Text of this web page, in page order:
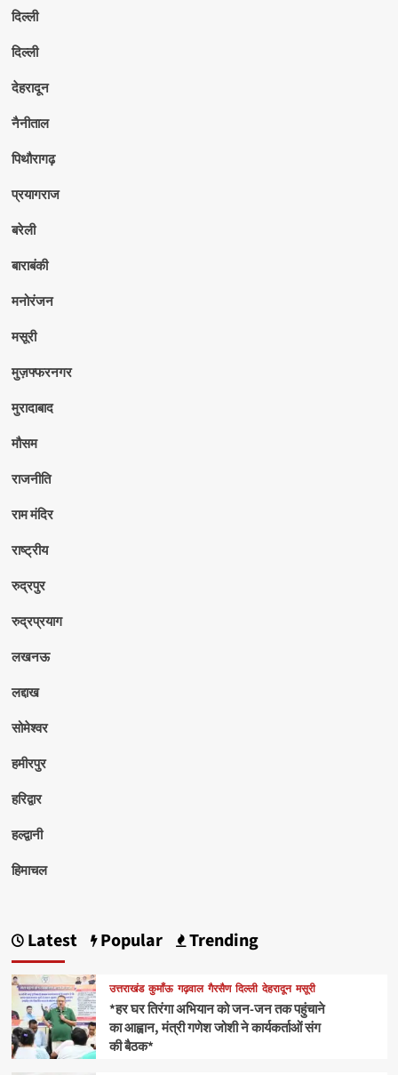
दिल्ली
दिल्ली
देहरादून
नैनीताल
पिथौरागढ़
प्रयागराज
बरेली
बाराबंकी
मनोरंजन
मसूरी
मुज़फ्फरनगर
मुरादाबाद
मौसम
राजनीति
राम मंदिर
राष्ट्रीय
रुद्रपुर
रुद्रप्रयाग
लखनऊ
लद्दाख
सोमेश्वर
हमीरपुर
हरिद्वार
हल्द्वानी
हिमाचल
Latest Popular Trending
उत्तराखंड कुमाँऊ गढ़वाल गैरसैण दिल्ली देहरादून मसूरी
*हर घर तिरंगा अभियान को जन-जन तक पहुंचाने
का आह्वान, मंत्री गणेश जोशी ने कार्यकर्ताओं संग
की बैठक*